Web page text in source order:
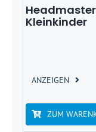
Kleinkinder
ANZEIGEN
ZUM